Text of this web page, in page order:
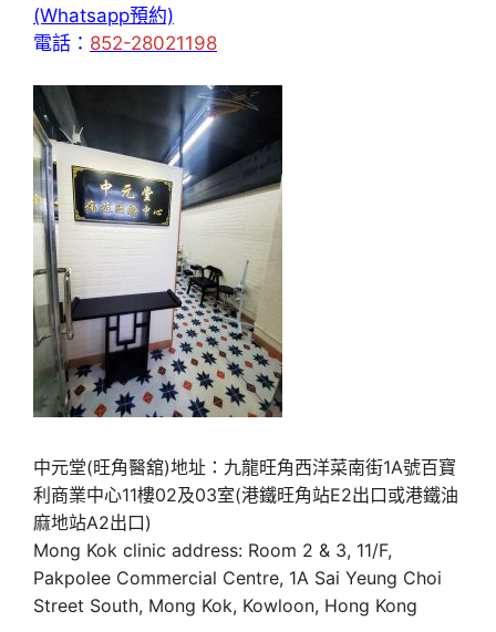
(Whatsapp預約)
電話： 852-28021198
中元堂(旺角醫舘)地址：九龍旺角西洋菜南街1A號百寶
利商業中心11樓02及03室(港鐵旺角站E2出口或港鐵油
麻地站A2出口)
Mong Kok clinic address: Room 2 & 3, 11/F,
Pakpolee Commercial Centre, 1A Sai Yeung Choi
Street South, Mong Kok, Kowloon, Hong Kong